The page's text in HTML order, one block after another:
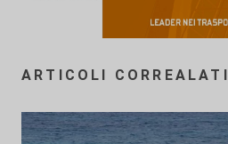
ARTICOLI CORREALATI